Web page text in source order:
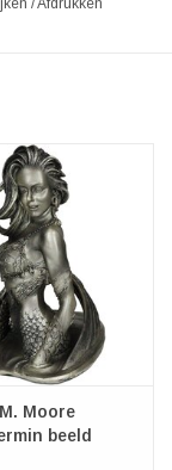
/Afdrukken
Moore
beeld